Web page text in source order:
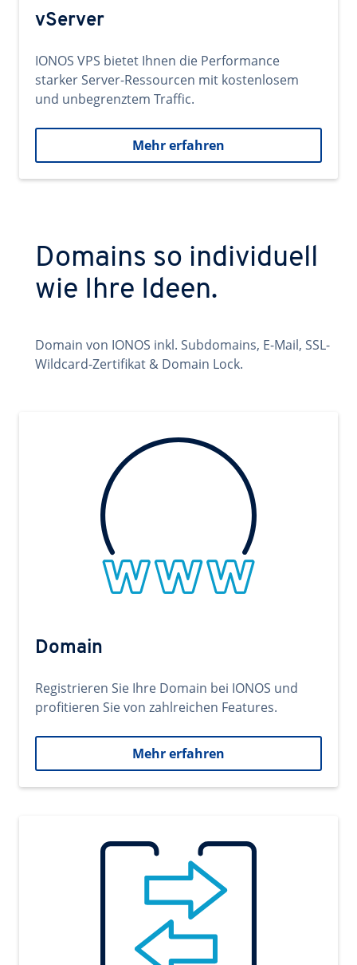
vServer
IONOS VPS bietet Ihnen die Performance
starker Server-Ressourcen mit kostenlosem
und unbegrenztem Traffic.
Mehr erfahren
Domains so individuell
wie Ihre Ideen.
Domain von IONOS inkl. Subdomains, E-Mail, SSL-
Wildcard-Zertifikat & Domain Lock.
Domain
Registrieren Sie Ihre Domain bei IONOS und
profitieren Sie von zahlreichen Features.
Mehr erfahren